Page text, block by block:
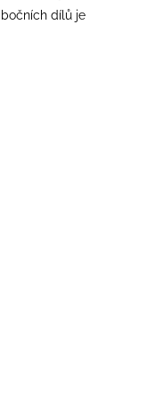
dílů je